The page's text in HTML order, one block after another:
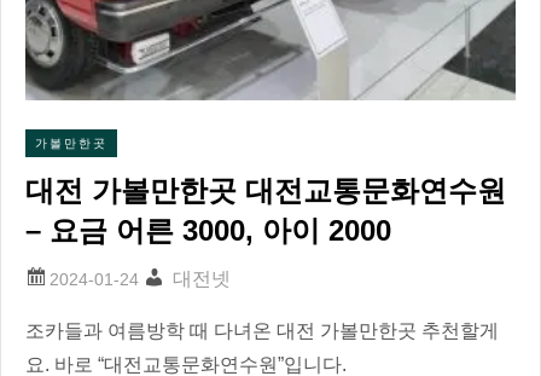
가볼만한곳
대전 가볼만한곳 대전교통문화연수원
– 요금 어른 3000, 아이 2000
대전넷
조카들과 여름방학 때 다녀온 대전 가볼만한곳 추천할게
요. 바로 “대전교통문화연수원”입니다. ​